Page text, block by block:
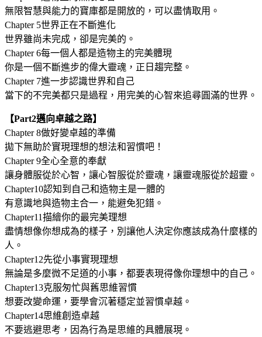
無限智慧與能力的寶庫都是開放的，可以盡情取用。
Chapter 5世界正在不斷進化
世界雖尚未完成，卻是完美的。
Chapter 6每一個人都是造物主的完美體現
你是一個不斷進步的偉大靈魂，正日趨完整。
Chapter 7進一步認識世界和自己
當下的不完美都只是過程，用完美的心智來追尋圓滿的世界。
【Part2邁向卓越之路】
Chapter 8做好變卓越的準備
拋下無助於實現理想的想法和習慣吧！
Chapter 9全心全意的奉獻
讓身體服從於心智，讓心智服從於靈魂，讓靈魂服從於超靈。
Chapter10認知到自己和造物主是一體的
有意識地與造物主合一，能避免犯錯。
Chapter11描繪你的最完美理想
盡情想像你想成為的樣子，別讓他人決定你應該成為什麼樣的
人。
Chapter12先從小事實現理想
無論是多麼微不足道的小事，都要表現得像你理想中的自己。
Chapter13克服匆忙與舊思維習慣
想要改變命運，要學會沉著穩定並習慣卓越。
Chapter14思維創造卓越
不要逃避思考，因為行為是思維的具體展現。